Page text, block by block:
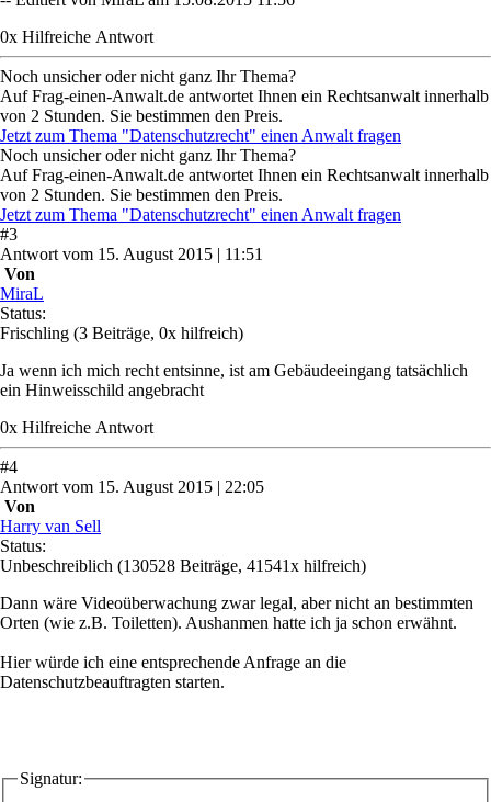
0x Hilfreiche Antwort
Noch unsicher oder nicht ganz Ihr Thema?
Auf Frag-einen-Anwalt.de antwortet Ihnen ein Rechtsanwalt innerhalb
von 2 Stunden. Sie bestimmen den Preis.
Jetzt zum Thema "Datenschutzrecht" einen Anwalt fragen
Noch unsicher oder nicht ganz Ihr Thema?
Auf Frag-einen-Anwalt.de antwortet Ihnen ein Rechtsanwalt innerhalb
von 2 Stunden. Sie bestimmen den Preis.
Jetzt zum Thema "Datenschutzrecht" einen Anwalt fragen
#3
Antwortvom 15. August 2015 | 11:51
Von
MiraL
Status:
Frischling (3 Beiträge, 0x hilfreich)
Ja wenn ich mich recht entsinne, ist am Gebäudeeingang tatsächlich
ein Hinweisschild angebracht
0x Hilfreiche Antwort
#4
Antwortvom 15. August 2015 | 22:05
Von
Harry van Sell
Status:
Unbeschreiblich (130528 Beiträge, 41541x hilfreich)
Dann wäre Videoüberwachung zwar legal, aber nicht an bestimmten
Orten (wie z.B. Toiletten). Aushanmen hatte ich ja schon erwähnt.
Hier würde ich eine entsprechende Anfrage an die
Datenschutzbeauftragten starten.
Signatur: